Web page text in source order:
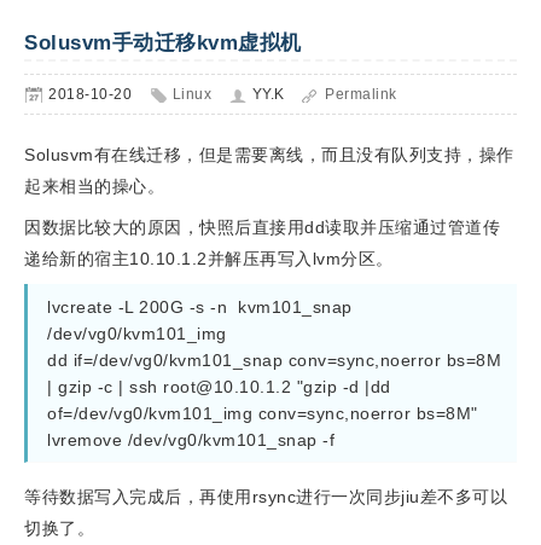
Solusvm手动迁移kvm虚拟机
2018-10-20 Linux YY.K Permalink
Solusvm有在线迁移，但是需要离线，而且没有队列支持，操作
起来相当的操心。
因数据比较大的原因，快照后直接用dd读取并压缩通过管道传
递给新的宿主10.10.1.2并解压再写入lvm分区。
lvcreate -L 200G -s -n  kvm101_snap
/dev/vg0/kvm101_img
dd if=/dev/vg0/kvm101_snap conv=sync,noerror bs=8M
| gzip -c | ssh root@10.10.1.2 "gzip -d |dd
of=/dev/vg0/kvm101_img conv=sync,noerror bs=8M"
lvremove /dev/vg0/kvm101_snap -f
等待数据写入完成后，再使用rsync进行一次同步jiu差不多可以
切换了。